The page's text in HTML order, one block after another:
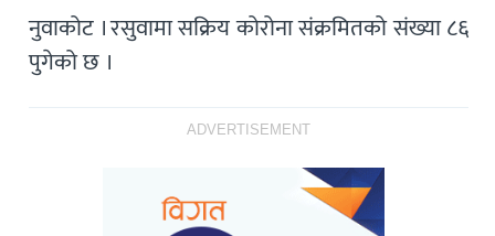
नुवाकोट । रसुवामा सक्रिय कोरोना संक्रमितको संख्या ८६
पुगेको छ ।
ADVERTISEMENT